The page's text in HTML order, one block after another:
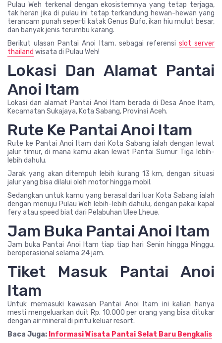
Pulau Weh terkenal dengan ekosistemnya yang tetap terjaga,
tak heran jika di pulau ini tetap terkandung hewan-hewan yang
terancam punah seperti katak Genus Bufo, ikan hiu mulut besar,
dan banyak jenis terumbu karang.
Berikut ulasan Pantai Anoi Itam, sebagai referensi slot server
thailand wisata di Pulau Weh!
Lokasi Dan Alamat Pantai
Anoi Itam
Lokasi dan alamat Pantai Anoi Itam berada di Desa Anoe Itam,
Kecamatan Sukajaya, Kota Sabang, Provinsi Aceh.
Rute Ke Pantai Anoi Itam
Rute ke Pantai Anoi Itam dari Kota Sabang ialah dengan lewat
jalur timur, di mana kamu akan lewat Pantai Sumur Tiga lebih-
lebih dahulu.
Jarak yang akan ditempuh lebih kurang 13 km, dengan situasi
jalur yang bisa dilalui oleh motor hingga mobil.
Sedangkan untuk kamu yang berasal dari luar Kota Sabang ialah
dengan menuju Pulau Weh lebih-lebih dahulu, dengan pakai kapal
fery atau speed biat dari Pelabuhan Ulee Lheue.
Jam Buka Pantai Anoi Itam
Jam buka Pantai Anoi Itam tiap tiap hari Senin hingga Minggu,
beroperasional selama 24 jam.
Tiket Masuk Pantai Anoi
Itam
Untuk memasuki kawasan Pantai Anoi Itam ini kalian hanya
mesti mengeluarkan duit Rp. 10.000 per orang yang bisa ditukar
dengan air mineral di pintu keluar resort.
Baca Juga: Informasi Wisata Pantai Selat Baru Bengkalis